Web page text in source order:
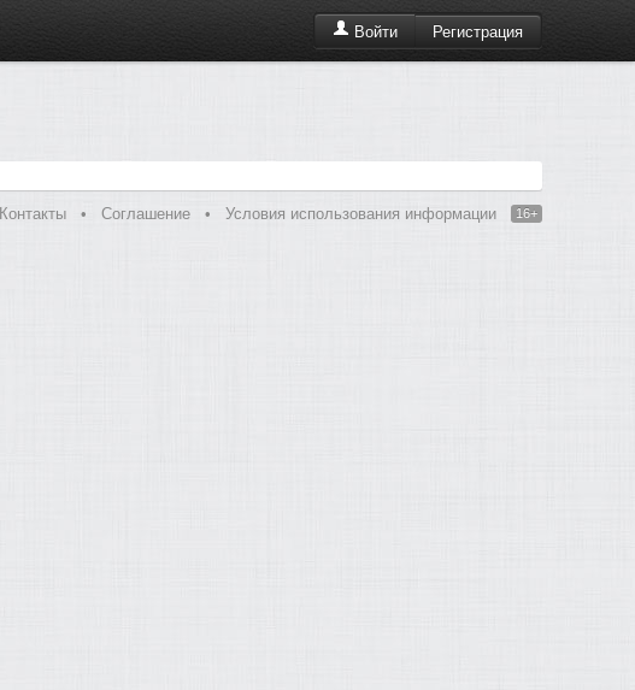
Войти Регистрация
Контакты • Соглашение • Условия использования информации 16+